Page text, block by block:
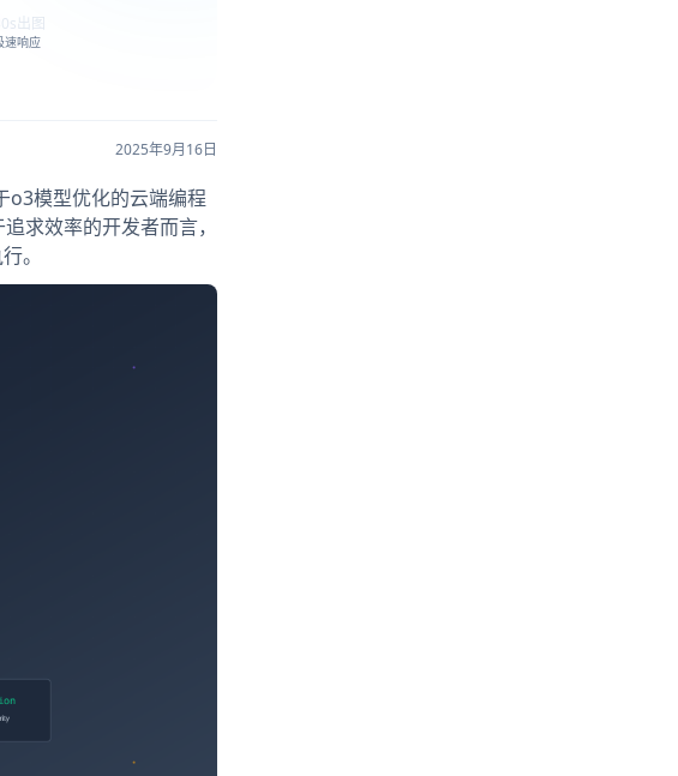
出图
速响应
2025年9月16日
o3模型优化的云端编程
求效率的开发者而言，
。